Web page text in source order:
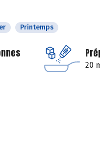
Printemps
20